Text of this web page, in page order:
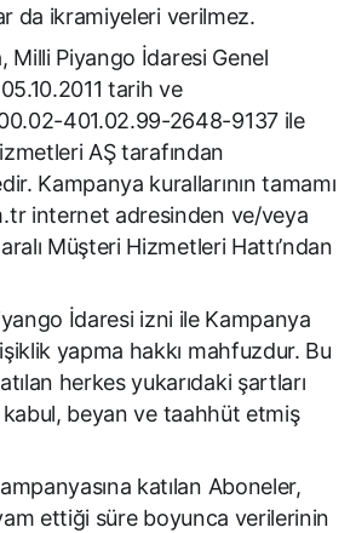
da ikramiyeleri verilmez.
Milli Piyango İdaresi Genel
tarih ve
401.02.99-2648-9137 ile
AŞ tarafından
Kampanya kurallarının tamamı
internet adresinden ve/veya
Müşteri Hizmetleri Hattı’ndan
İdaresi izni ile Kampanya
yapma hakkı mahfuzdur. Bu
herkes yukarıdaki şartları
beyan ve taahhüt etmiş
katılan Aboneler,
ettiği süre boyunca verilerinin